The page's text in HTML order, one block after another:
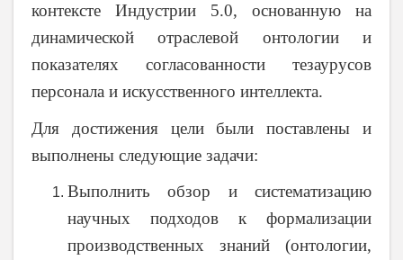
контексте Индустрии 5.0, основанную на
динамической отраслевой онтологии и
показателях согласованности тезаурусов
персонала и искусственного интеллекта.
Для достижения цели были поставлены и
выполнены следующие задачи:
Выполнить обзор и систематизацию
научных подходов к формализации
производственных знаний (онтологии,